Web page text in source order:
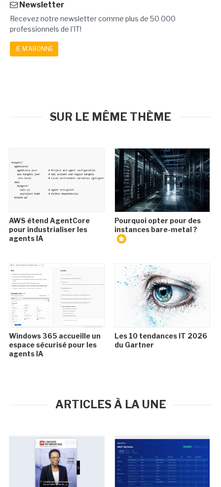
Newsletter
Recevez notre newsletter comme plus de 50 000
professionnels de l'IT!
JE M'ABONNE
SUR LE MÊME THÈME
AWS étend AgentCore
pour industrialiser les
agents IA
Pourquoi opter pour des
instances bare-metal ?
Windows 365 accueille un
espace sécurisé pour les
agents IA
Les 10 tendances IT 2026
du Gartner
ARTICLES À LA UNE